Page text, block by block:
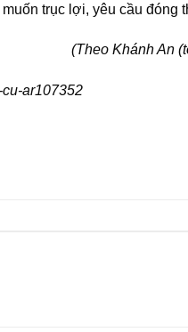
trục lợi, yêu cầu đóng
(Theo Khánh An
ar107352